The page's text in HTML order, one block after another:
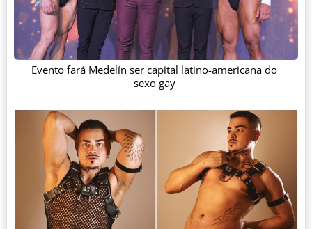
Evento fará Medelín ser capital latino-americana do
sexo gay